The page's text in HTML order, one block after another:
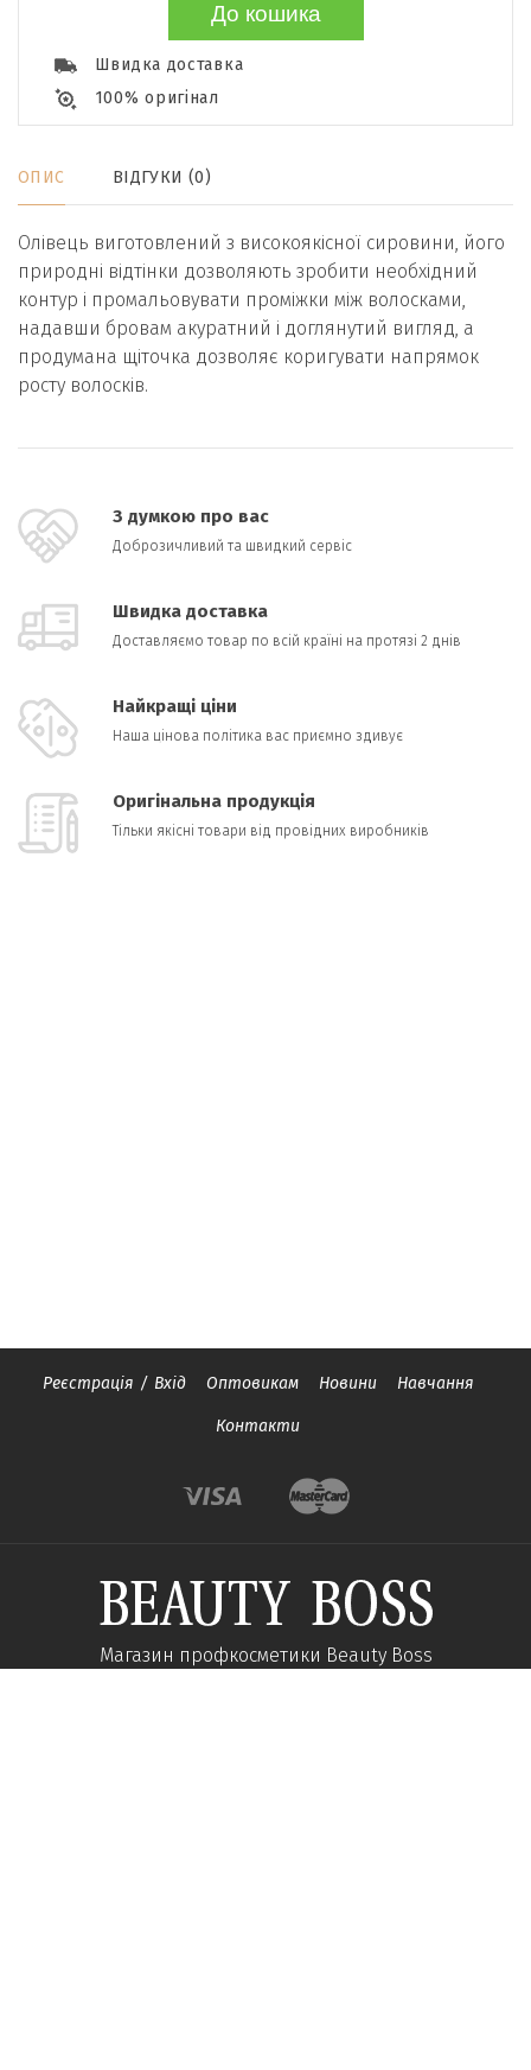
До кошика
Швидка доставка
100% оригінал
ОПИС ВІДГУКИ (0)
Олівець виготовлений з високоякісної сировини, його
природні відтінки дозволяють зробити необхідний
контур і промальовувати проміжки між волосками,
надавши бровам акуратний і доглянутий вигляд, а
продумана щіточка дозволяє коригувати напрямок
росту волосків.
З думкою про вас
Доброзичливий та швидкий сервіс
Швидка доставка
Доставляємо товар по всій країні на протязі 2 днів
Найкращі ціни
Наша цінова політика вас приємно здивує
Оригінальна продукція
Тільки якісні товари від провідних виробників
Реєстрація / Вхід Оптовикам Новини Навчання
Контакти
Магазин профкосметики Beauty Boss